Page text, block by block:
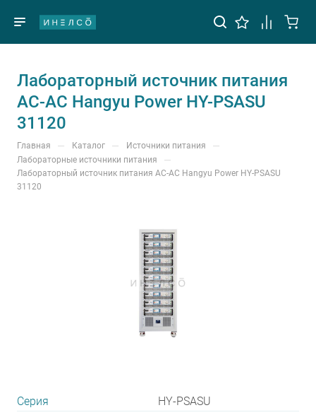
Лабораторный источник питания
AC-AC Hangyu Power HY-PSASU
31120
Главная — Каталог — Источники питания —
Лабораторные источники питания —
Лабораторный источник питания AC-AC Hangyu Power HY-PSASU
31120
Серия
HY-PSASU